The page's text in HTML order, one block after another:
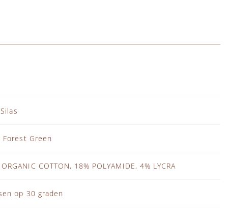
Forest Green
COTTON, 18% POLYAMIDE, 4% LYCRA
op 30 graden